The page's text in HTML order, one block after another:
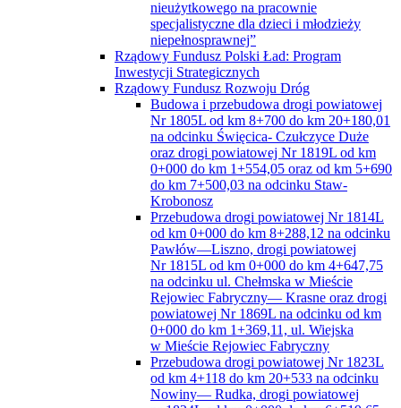
nieużytkowego na pracownie
specjalistyczne dla dzieci i młodzieży
niepełnosprawnej”
Rządowy Fundusz Polski Ład: Program
Inwestycji Strategicznych
Rządowy Fundusz Rozwoju Dróg
Budowa i przebudowa drogi powiatowej
Nr 1805L od km 8+700 do km 20+180,01
na odcinku Święcica- Czułczyce Duże
oraz drogi powiatowej Nr 1819L od km
0+000 do km 1+554,05 oraz od km 5+690
do km 7+500,03 na odcinku Staw-
Krobonosz
Przebudowa drogi powiatowej Nr 1814L
od km 0+000 do km 8+288,12 na odcinku
Pawłów—Liszno, drogi powiatowej
Nr 1815L od km 0+000 do km 4+647,75
na odcinku ul. Chełmska w Mieście
Rejowiec Fabryczny— Krasne oraz drogi
powiatowej Nr 1869L na odcinku od km
0+000 do km 1+369,11, ul. Wiejska
w Mieście Rejowiec Fabryczny
Przebudowa drogi powiatowej Nr 1823L
od km 4+118 do km 20+533 na odcinku
Nowiny— Rudka, drogi powiatowej